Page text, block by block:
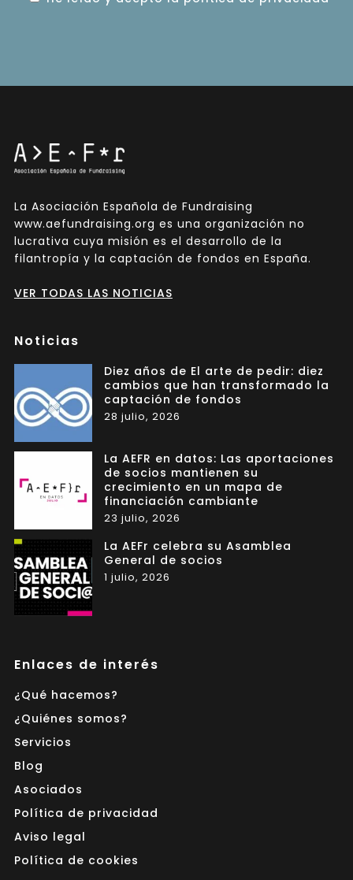
La Asociación Española de Fundraising
www.aefundraising.org es una organización no
lucrativa cuya misión es el desarrollo de la
filantropía y la captación de fondos en España.
VER TODAS LAS NOTICIAS
Noticias
Diez años de El arte de pedir: diez
cambios que han transformado la
captación de fondos
28 julio, 2026
La AEFR en datos: Las aportaciones
de socios mantienen su
crecimiento en un mapa de
financiación cambiante
23 julio, 2026
La AEFr celebra su Asamblea
General de socios
1 julio, 2026
Enlaces de interés
¿Qué hacemos?
¿Quiénes somos?
Servicios
Blog
Asociados
Política de privacidad
Aviso legal
Política de cookies